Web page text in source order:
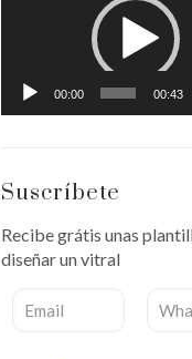
00:00 00:43
Suscríbete
Recibe grátis unas
diseñar un vitral